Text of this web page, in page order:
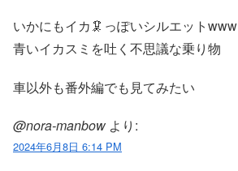
いかにもイカ🦑っぽいシルエットwww
青いイカスミを吐く不思議な乗り物
車以外も番外編でも見てみたい
@nora-manbow より:
2024年6月8日 6:14 PM